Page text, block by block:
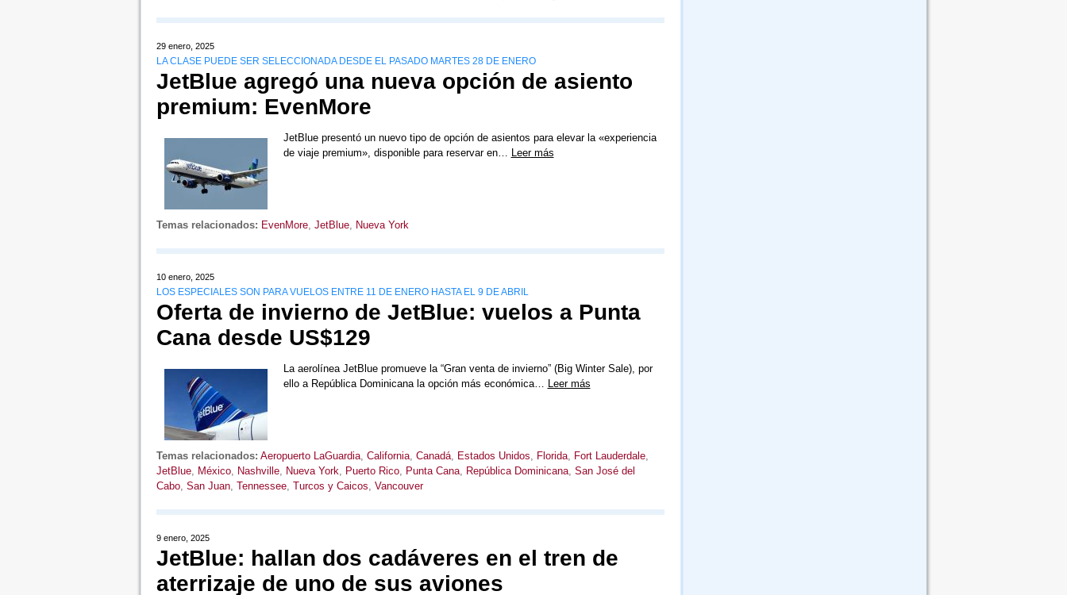
29 enero, 2025
LA CLASE PUEDE SER SELECCIONADA DESDE EL PASADO MARTES 28 DE ENERO
JetBlue agregó una nueva opción de asiento
premium: EvenMore
JetBlue presentó un nuevo tipo de opción de asientos para elevar la «experiencia
de viaje premium», disponible para reservar en…
Leer más
Temas relacionados: EvenMore, JetBlue, Nueva York
10 enero, 2025
LOS ESPECIALES SON PARA VUELOS ENTRE 11 DE ENERO HASTA EL 9 DE ABRIL
Oferta de invierno de JetBlue: vuelos a Punta
Cana desde US$129
La aerolínea JetBlue promueve la “Gran venta de invierno” (Big Winter Sale), por
ello a República Dominicana la opción más económica…
Leer más
Temas relacionados: Aeropuerto LaGuardia, California, Canadá, Estados Unidos Florida, Fort Lauderdale,
JetBlue, México, Nashville, Nueva York Puerto Rico, Punta Cana, República Dominicana, San José del
Cabo, San Juan, Tennessee, Turcos y Caicos Vancouver
9 enero, 2025
JetBlue: hallan dos cadáveres en el tren de
aterrizaje de uno de sus aviones